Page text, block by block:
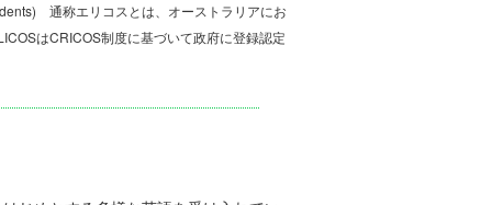
通称エリコスとは、オーストラリアにお
はCRICOS制度に基づいて政府に登録認定